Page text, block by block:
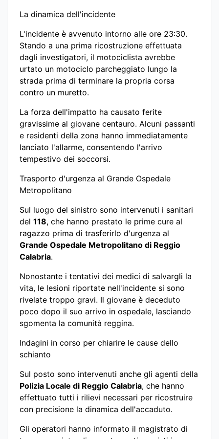
La dinamica dell'incidente
L'incidente è avvenuto intorno alle ore 23:30.
Stando a una prima ricostruzione effettuata
dagli investigatori, il motociclista avrebbe
urtato un motociclo parcheggiato lungo la
strada prima di terminare la propria corsa
contro un muretto.
La forza dell'impatto ha causato ferite
gravissime al giovane centauro. Alcuni passanti
e residenti della zona hanno immediatamente
lanciato l'allarme, consentendo l'arrivo
tempestivo dei soccorsi.
Trasporto d'urgenza al Grande Ospedale
Metropolitano
Sul luogo del sinistro sono intervenuti i sanitari
del 118, che hanno prestato le prime cure al
ragazzo prima di trasferirlo d'urgenza al
Grande Ospedale Metropolitano di Reggio
Calabria.
Nonostante i tentativi dei medici di salvargli la
vita, le lesioni riportate nell'incidente si sono
rivelate troppo gravi. Il giovane è deceduto
poco dopo il suo arrivo in ospedale, lasciando
sgomenta la comunità reggina.
Indagini in corso per chiarire le cause dello
schianto
Sul posto sono intervenuti anche gli agenti della
Polizia Locale di Reggio Calabria, che hanno
effettuato tutti i rilievi necessari per ricostruire
con precisione la dinamica dell'accaduto.
Gli operatori hanno informato il magistrato di